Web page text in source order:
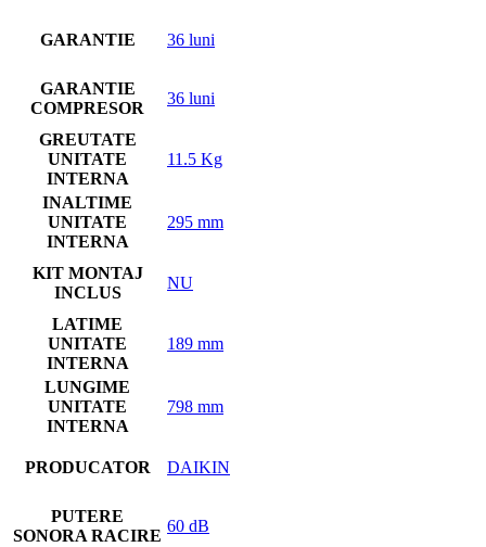
GARANTIE 36 luni
GARANTIE
COMPRESOR
36 luni
GREUTATE
UNITATE
INTERNA
11.5 Kg
INALTIME
UNITATE
INTERNA
295 mm
KIT MONTAJ
INCLUS
NU
LATIME
UNITATE
INTERNA
189 mm
LUNGIME
UNITATE
INTERNA
798 mm
PRODUCATOR DAIKIN
PUTERE
SONORA RACIRE
60 dB